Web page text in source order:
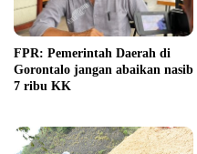
FPR: Pemerintah Daerah di
Gorontalo jangan abaikan nasib
7 ribu KK